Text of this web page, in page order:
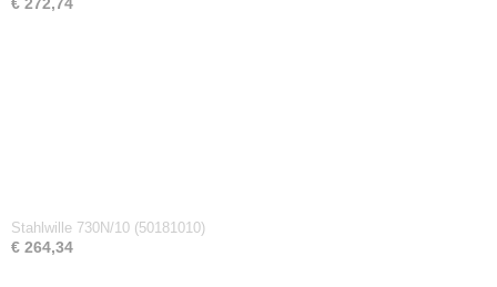
Stahlwille 730N/10 (50181010)
€ 264,34